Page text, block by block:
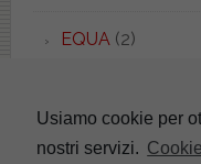
EQUA(2)
ERICE(5)
Usiamo cookie per
nostri servizi.